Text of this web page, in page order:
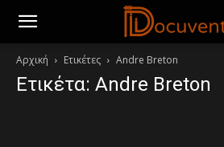
Αρχική Ετικέτες Andre Breton
Ετικέτα: Andre Breton